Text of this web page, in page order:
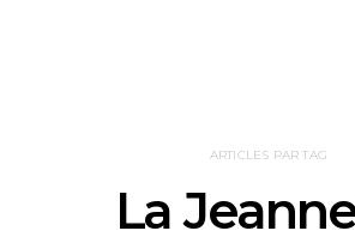
ARTICLES PAR TAG
La